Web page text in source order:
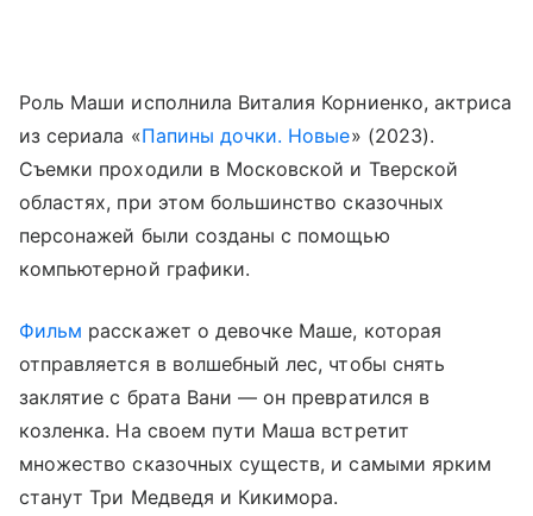
Роль Маши исполнила Виталия Корниенко, актриса
из сериала «Папины дочки. Новые» (2023).
Съемки проходили в Московской и Тверской
областях, при этом большинство сказочных
персонажей были созданы с помощью
компьютерной графики.
Фильм расскажет о девочке Маше, которая
отправляется в волшебный лес, чтобы снять
заклятие с брата Вани — он превратился в
козленка. На своем пути Маша встретит
множество сказочных существ, и самыми ярким
станут Три Медведя и Кикимора.